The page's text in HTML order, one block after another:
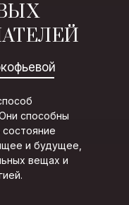
способны
и будущее,
вещах и